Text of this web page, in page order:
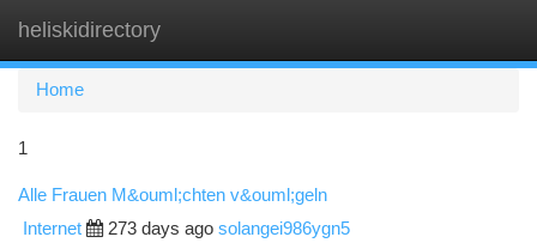
heliskidirectory
Home
1
Alle Frauen M&ouml;chten v&ouml;geln
Internet 273 days ago solangei986ygn5